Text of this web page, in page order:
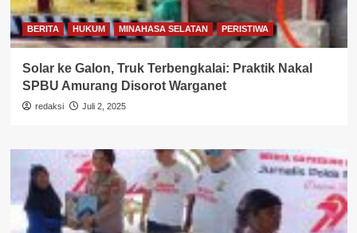
BERITA HUKUM MINAHASA SELATAN PERISTIWA
Solar ke Galon, Truk Terbengkalai: Praktik Nakal
SPBU Amurang Disorot Warganet
redaksi Juli 2, 2025